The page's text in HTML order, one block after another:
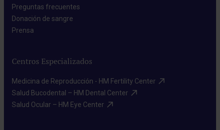
Preguntas frecuentes​
Donación de sangre​
Prensa​
Centros Especializados
Medicina de Reproducción - HM Fertility Center​
Salud Bucodental – HM Dental Center​
Salud Ocular – HM Eye Center​